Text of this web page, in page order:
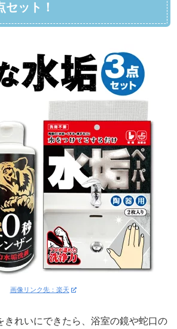
セット！
画像リンク先：楽天
きれいにできたら、浴室の鏡や蛇口の